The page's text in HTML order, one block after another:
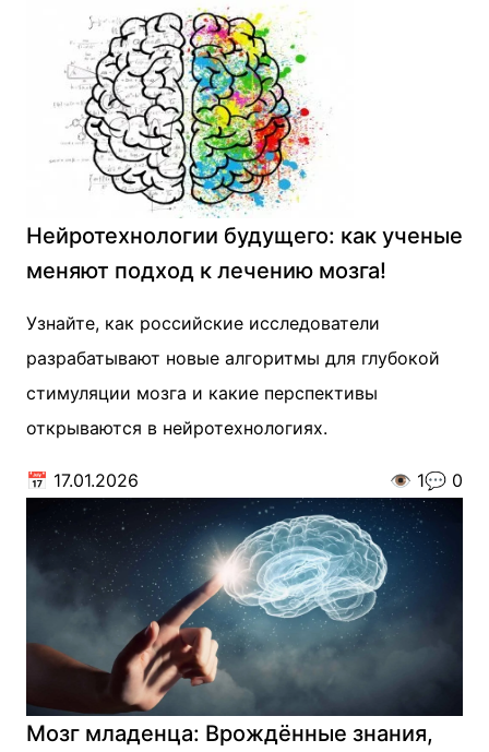
Нейротехнологии будущего: как ученые
меняют подход к лечению мозга!
Узнайте, как российские исследователи
разрабатывают новые алгоритмы для глубокой
стимуляции мозга и какие перспективы
открываются в нейротехнологиях.
📅 17.01.2026 👁️ 1💬 0
Мозг младенца: Врождённые знания,